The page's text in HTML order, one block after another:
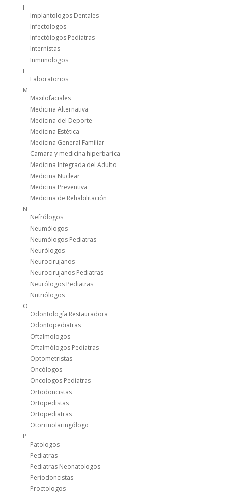
I
Implantologos Dentales
Infectologos
Infectólogos Pediatras
Internistas
Inmunologos
L
Laboratorios
M
Maxilofaciales
Medicina Alternativa
Medicina del Deporte
Medicina Estética
Medicina General Familiar
Camara y medicina hiperbarica
Medicina Integrada del Adulto
Medicina Nuclear
Medicina Preventiva
Medicina de Rehabilitación
N
Nefrólogos
Neumólogos
Neumólogos Pediatras
Neurólogos
Neurocirujanos
Neurocirujanos Pediatras
Neurólogos Pediatras
Nutriólogos
O
Odontología Restauradora
Odontopediatras
Oftalmologos
Oftalmólogos Pediatras
Optometristas
Oncólogos
Oncologos Pediatras
Ortodoncistas
Ortopedistas
Ortopediatras
Otorrinolaringólogo
P
Patologos
Pediatras
Pediatras Neonatologos
Periodoncistas
Proctologos